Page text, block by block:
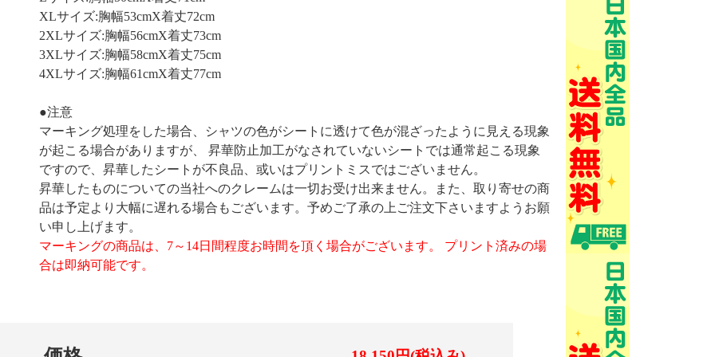
XLサイズ:胸幅53cmX着丈72cm
2XLサイズ:胸幅56cmX着丈73cm
3XLサイズ:胸幅58cmX着丈75cm
4XLサイズ:胸幅61cmX着丈77cm
●注意
マーキング処理をした場合、シャツの色がシートに透けて色が混ざったように見える現象
が起こる場合がありますが、 昇華防止加工がなされていないシートでは通常起こる現象
ですので、昇華したシートが不良品、或いはプリントミスではございません。
昇華したものについての当社へのクレームは一切お受け出来ません。また、取り寄せの商
品は予定より大幅に遅れる場合もございます。予めご了承の上ご注文下さいますようお願
い申し上げます。
マーキングの商品は、7～14日間程度お時間を頂く場合がございます。 プリント済みの場
合は即納可能です。